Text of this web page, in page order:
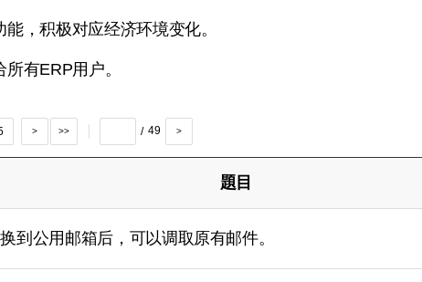
，积极对应经济环境变化。
有ERP用户。
> >> 49 >
題目
到公用邮箱后，可以调取原有邮件。